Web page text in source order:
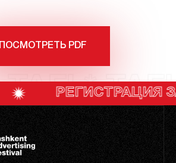
ПОСМОТРЕТЬ PDF
*
РЕГИСТРАЦИЯ